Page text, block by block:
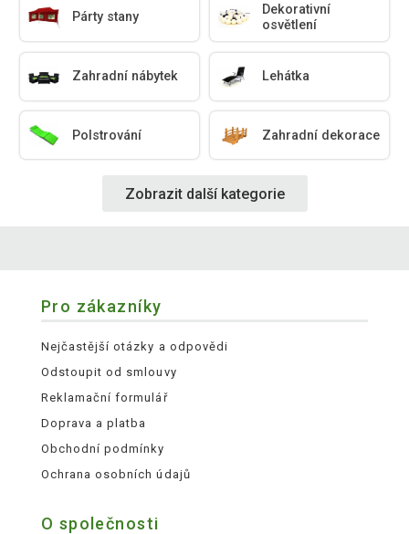
Párty stany
Dekorativní
osvětlení
Zahradní nábytek Lehátka
Polstrování Zahradní dekorace
Zobrazit další kategorie
Pro zákazníky
Nejčastější otázky a odpovědi
Odstoupit od smlouvy
Reklamační formulář
Doprava a platba
Obchodní podmínky
Ochrana osobních údajů
O společnosti